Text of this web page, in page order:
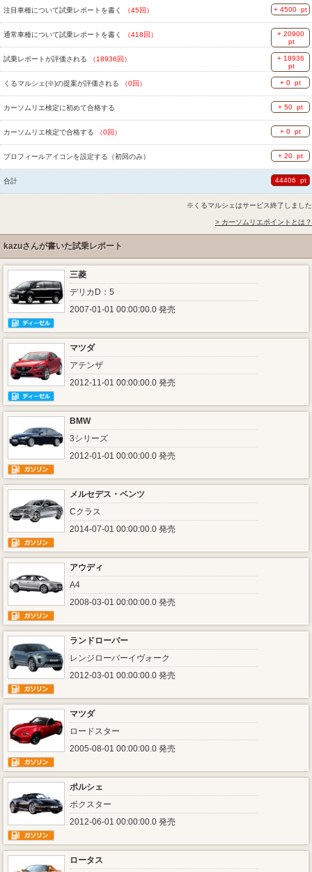
注目車種について試乗レポートを書く （45回） + 4500 pt
通常車種について試乗レポートを書く （418回）
+ 20900
pt
試乗レポートが評価される （18936回）
+ 18936
pt
くるマルシェ(※)の提案が評価される （0回） + 0 pt
カーソムリエ検定に初めて合格する + 50 pt
カーソムリエ検定で合格する （0回） + 0 pt
プロフィールアイコンを設定する（初回のみ） + 20 pt
合計 44406 pt
※くるマルシェはサービス終了しました
> カーソムリエポイントとは？
kazuさんが書いた試乗レポート
三菱
デリカD：5
2007-01-01 00:00:00.0 発売
マツダ
アテンザ
2012-11-01 00:00:00.0 発売
BMW
3シリーズ
2012-01-01 00:00:00.0 発売
メルセデス・ベンツ
Cクラス
2014-07-01 00:00:00.0 発売
アウディ
A4
2008-03-01 00:00:00.0 発売
ランドローバー
レンジローバーイヴォーク
2012-03-01 00:00:00.0 発売
マツダ
ロードスター
2005-08-01 00:00:00.0 発売
ポルシェ
ボクスター
2012-06-01 00:00:00.0 発売
ロータス